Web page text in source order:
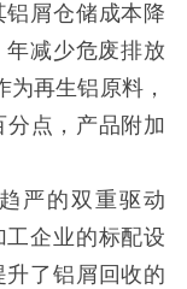
屑仓储成本降
减少危废排放
再生铝原料，
点，产品附加
严的双重驱动
企业的标配设
了铝屑回收的